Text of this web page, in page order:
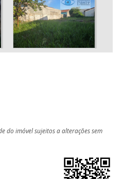
do imóvel sujeitos a alterações sem